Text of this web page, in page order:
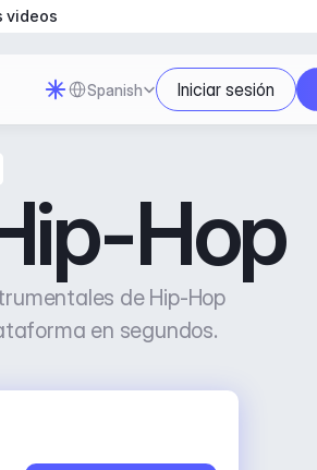
Hop
de Hip-Hop
en segundos.
videos
Select Language
Spanish Iniciar sesión